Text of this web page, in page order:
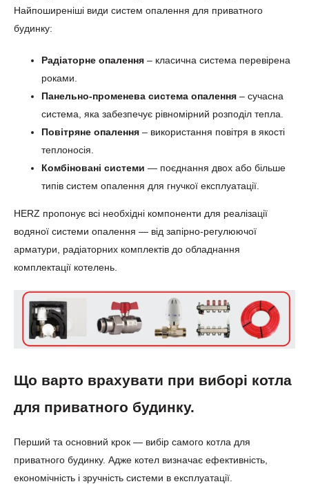
Найпоширеніші види систем опалення для приватного
будинку:
Радіаторне опалення – класична система перевірена
роками.
Панельно-променева система опалення – сучасна
система, яка забезпечує рівномірний розподіл тепла.
Повітряне опалення – використання повітря в якості
теплоносія.
Комбіновані системи — поєднання двох або більше
типів систем опалення для гнучкої експлуатації.
HERZ пропонує всі необхідні компоненти для реалізації
водяної системи опалення — від запірно-регулюючої
арматури, радіаторних комплектів до обладнання
комплектації котелень.
Що варто врахувати при виборі котла
для приватного будинку.
Перший та основний крок — вибір самого котла для
приватного будинку. Адже котел визначає ефективність,
економічність і зручність системи в експлуатації.